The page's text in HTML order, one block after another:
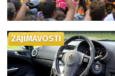
ZAJÍMAVOSTI